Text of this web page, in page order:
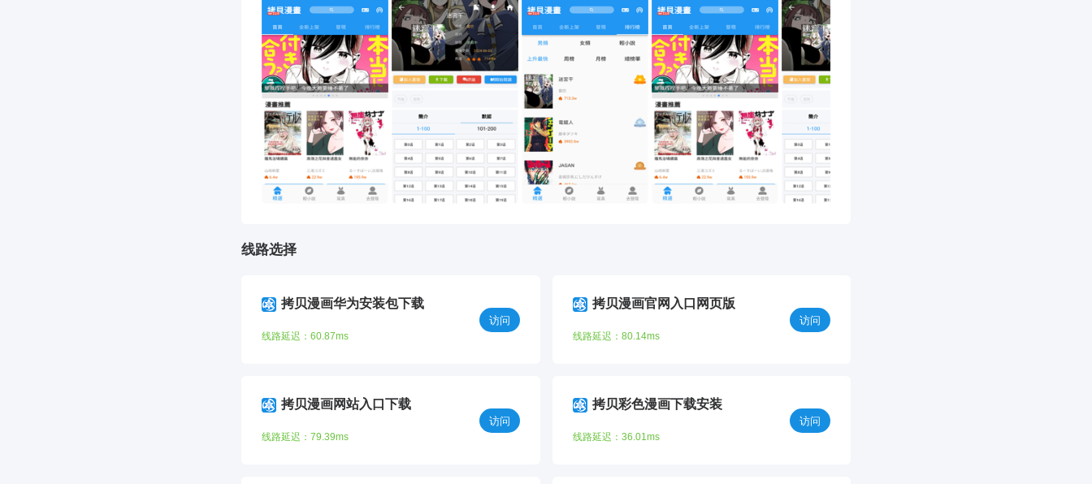
线路选择
拷贝漫画华为安装包下载
线路延迟：60.87ms
访问
拷贝漫画官网入口网页版
线路延迟：80.14ms
访问
拷贝漫画网站入口下载
线路延迟：79.39ms
访问
拷贝彩色漫画下载安装
线路延迟：36.01ms
访问